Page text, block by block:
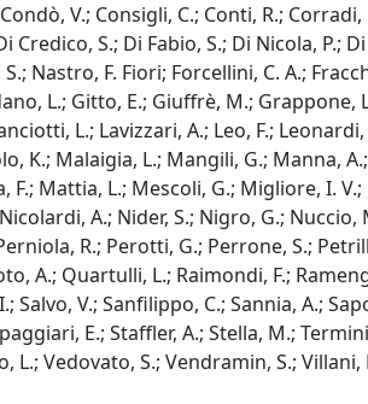
V.; Consigli, C.; Conti, R.;
S.; Di Fabio, S.; Di Nicola, P.;
Nastro, F. Fiori; Forcellini, C. A.;
L.; Gitto, E.; Giuffrè, M.; Grappone,
L.; Lavizzari, A.; Leo, F.;
K.; Malaigia, L.; Mangili, G.; Manna,
Mattia, L.; Mescoli, G.; Migliore, I.
A.; Nider, S.; Nigro, G.; Nuccio,
R.; Perotti, G.; Perrone, S.;
A.; Quartulli, L.; Raimondi, F.;
Salvo, V.; Sanfilippo, C.; Sannia, A.;
E.; Staffler, A.; Stella, M.;
Vedovato, S.; Vendramin, S.; Villani,